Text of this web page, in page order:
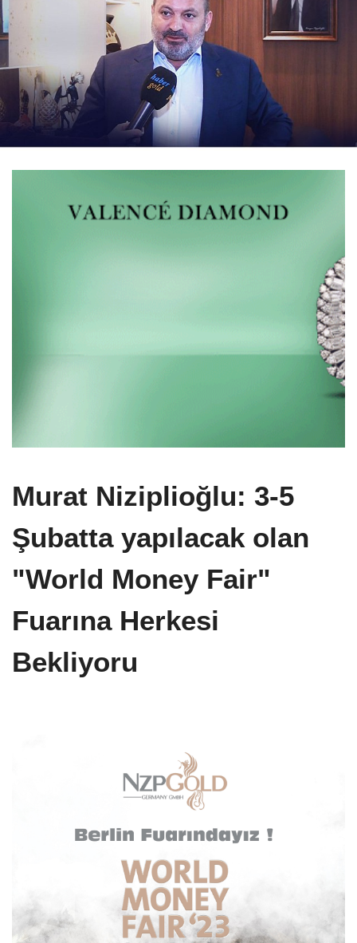
Murat Niziplioğlu: 3-5
Şubatta yapılacak olan
"World Money Fair"
Fuarına Herkesi
Bekliyoru